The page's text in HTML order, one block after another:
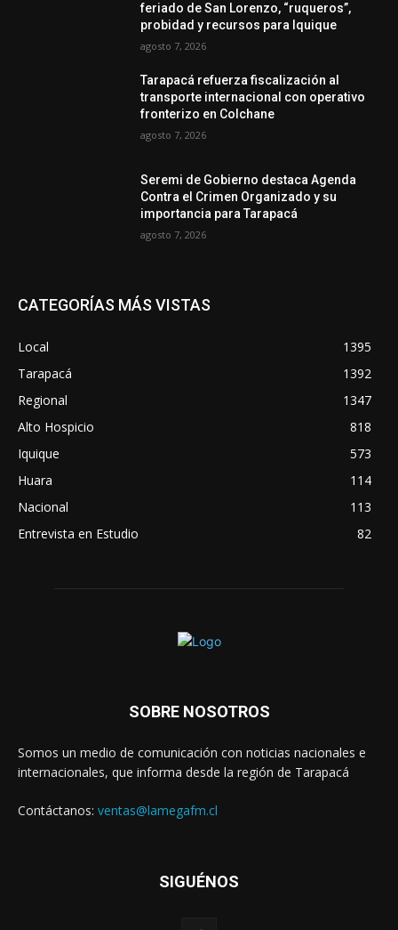
feriado de San Lorenzo, “ruqueros”,
probidad y recursos para Iquique
agosto 7, 2026
Tarapacá refuerza fiscalización al
transporte internacional con operativo
fronterizo en Colchane
agosto 7, 2026
Seremi de Gobierno destaca Agenda
Contra el Crimen Organizado y su
importancia para Tarapacá
agosto 7, 2026
CATEGORÍAS MÁS VISTAS
Local
1395
Tarapacá
1392
Regional
1347
Alto Hospicio
818
Iquique
573
Huara
114
Nacional
113
Entrevista en Estudio
82
SOBRE NOSOTROS
Somos un medio de comunicación con noticias nacionales e
internacionales, que informa desde la región de Tarapacá
Contáctanos: ventas@lamegafm.cl
SIGUÉNOS